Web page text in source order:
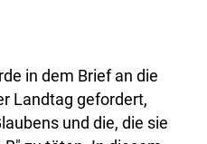
in dem Brief an die
Landtag gefordert,
und die, die sie